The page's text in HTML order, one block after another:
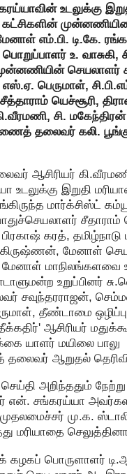
உடலுக்கு
கட்சிகளின்
எம்.பி. டி.கே.
உ. வாசுகி,
செயலாளர்
பெருமாள்,
யெச்சூரி,
சி. மகேந்திரன்
தலைவர் கலி.
ஆசிரியர்
இறுதி
மார்க்சிஸ்ட்
சீதாராம்
கரத், தமிழ்நாடு
மேனாள்
மாநிலங்களவை
உறுப்பினர்
சவுந்தரராஜன்,
தீண்டாமை
ஆசிரியர்
யாளர் மயிலை பாலு
ஆறுதல்
அறிந்ததும் நேற்று
என். சங்கரய்யா
முதலமைச்சர் மு.க.
மரியாதை
கழகப் பொருளாளர்